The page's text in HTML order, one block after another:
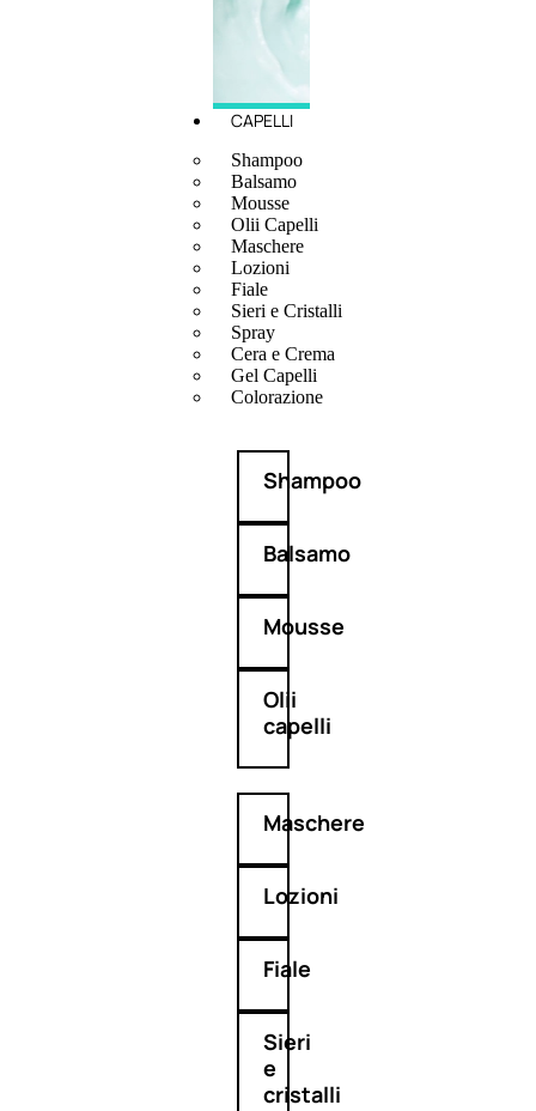
CAPELLI
Shampoo
Balsamo
Mousse
Olii Capelli
Maschere
Lozioni
Fiale
Sieri e Cristalli
Spray
Cera e Crema
Gel Capelli
Colorazione
Shampoo
Balsamo
Mousse
Olii
capelli
Maschere
Lozioni
Fiale
Sieri
e
cristalli